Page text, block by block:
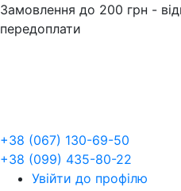
Замовлення до 200 грн -
передоплати
+38 (067) 130-69-50
+38 (099) 435-80-22
Увійти до профілю